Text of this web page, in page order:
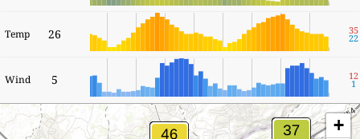
Temp 26 35
22
Wind 5 12
1
+